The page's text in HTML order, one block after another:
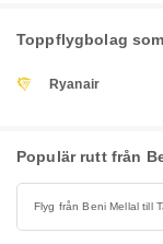
Toppflygbolag
Ryanair
Populär rutt från
Flyg från Beni Mellal till